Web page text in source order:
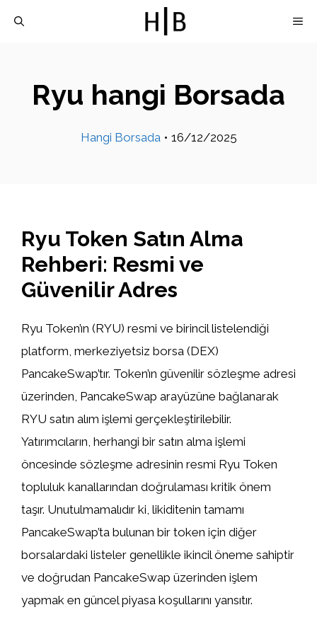
Ryu hangi Borsada
Hangi Borsada • 16/12/2025
Ryu Token Satın Alma
Rehberi: Resmi ve
Güvenilir Adres
Ryu Token’ın (RYU) resmi ve birincil listelendiği
platform, merkeziyetsiz borsa (DEX)
PancakeSwap’tır. Token’ın güvenilir sözleşme adresi
üzerinden, PancakeSwap arayüzüne bağlanarak
RYU satın alım işlemi gerçekleştirilebilir.
Yatırımcıların, herhangi bir satın alma işlemi
öncesinde sözleşme adresinin resmi Ryu Token
topluluk kanallarından doğrulaması kritik önem
taşır. Unutulmamalıdır ki, likiditenin tamamı
PancakeSwap’ta bulunan bir token için diğer
borsalardaki listeler genellikle ikincil öneme sahiptir
ve doğrudan PancakeSwap üzerinden işlem
yapmak en güncel piyasa koşullarını yansıtır.